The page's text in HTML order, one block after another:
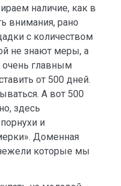
наличие, как в
внимания, рано
с количеством
не знают меры, а
очень главным
от 500 дней.
А вот 500
здесь
и
Доменная
которые мы